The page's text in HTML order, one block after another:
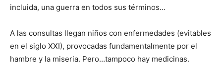
incluida, una guerra en todos sus términos…
A las consultas llegan niños con enfermedades (evitables
en el siglo XXI), provocadas fundamentalmente por el
hambre y la miseria. Pero…tampoco hay medicinas.